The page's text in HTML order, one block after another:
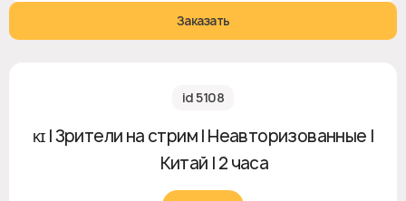
Заказать
id 5108
ᴋɪ | Зрители на стрим | Неавторизованные |
🇨🇳 Китай | 2 часа